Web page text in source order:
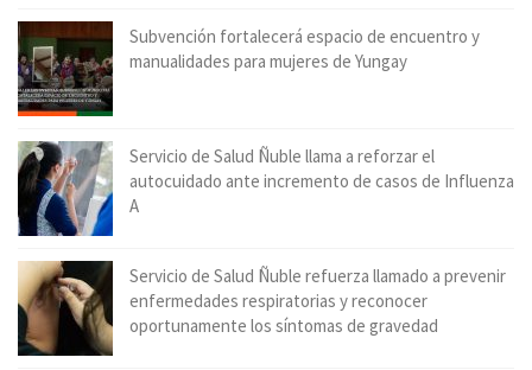
Subvención fortalecerá espacio de encuentro y
manualidades para mujeres de Yungay
Servicio de Salud Ñuble llama a reforzar el
autocuidado ante incremento de casos de Influenza
A
Servicio de Salud Ñuble refuerza llamado a prevenir
enfermedades respiratorias y reconocer
oportunamente los síntomas de gravedad